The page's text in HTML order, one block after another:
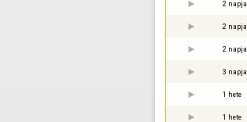
2 napja
2 napja
2 napja
3 napja
1 hete
1 hete